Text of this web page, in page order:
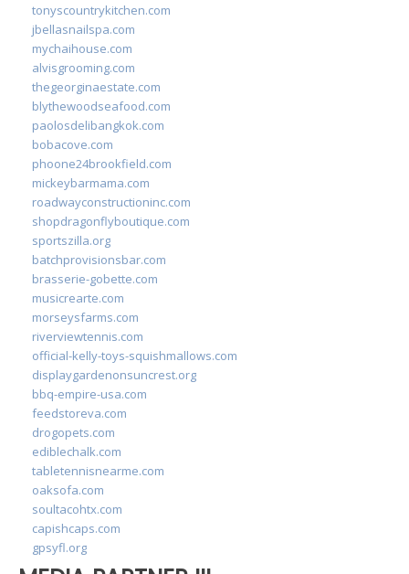
tonyscountrykitchen.com
jbellasnailspa.com
mychaihouse.com
alvisgrooming.com
thegeorginaestate.com
blythewoodseafood.com
paolosdelibangkok.com
bobacove.com
phoone24brookfield.com
mickeybarmama.com
roadwayconstructioninc.com
shopdragonflyboutique.com
sportszilla.org
batchprovisionsbar.com
brasserie-gobette.com
musicrearte.com
morseysfarms.com
riverviewtennis.com
official-kelly-toys-squishmallows.com
displaygardenonsuncrest.org
bbq-empire-usa.com
feedstoreva.com
drogopets.com
ediblechalk.com
tabletennisnearme.com
oaksofa.com
soultacohtx.com
capishcaps.com
gpsyfl.org